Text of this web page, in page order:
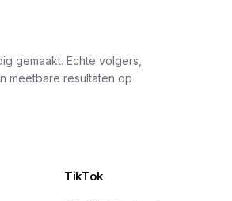
gemaakt. Echte volgers,
meetbare resultaten op
TikTok